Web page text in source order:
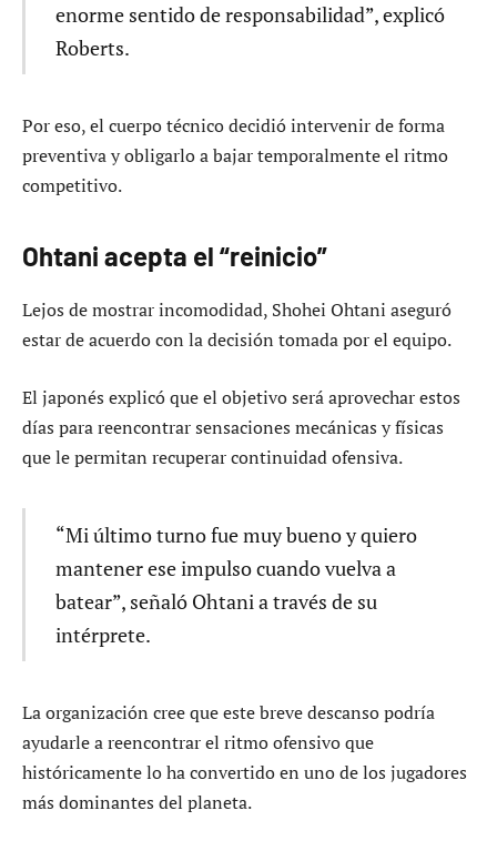
enorme sentido de responsabilidad”, explicó
Roberts.
Por eso, el cuerpo técnico decidió intervenir de forma
preventiva y obligarlo a bajar temporalmente el ritmo
competitivo.
Ohtani acepta el “reinicio”
Lejos de mostrar incomodidad, Shohei Ohtani aseguró
estar de acuerdo con la decisión tomada por el equipo.
El japonés explicó que el objetivo será aprovechar estos
días para reencontrar sensaciones mecánicas y físicas
que le permitan recuperar continuidad ofensiva.
“Mi último turno fue muy bueno y quiero
mantener ese impulso cuando vuelva a
batear”, señaló Ohtani a través de su
intérprete.
La organización cree que este breve descanso podría
ayudarle a reencontrar el ritmo ofensivo que
históricamente lo ha convertido en uno de los jugadores
más dominantes del planeta.